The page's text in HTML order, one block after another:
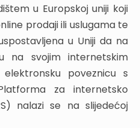
u Europskoj uniji koji
prodaji ili uslugama te
u Uniji da na
na svojim internetskim
poveznicu s
za internetsko
nalazi se na slijedećoj